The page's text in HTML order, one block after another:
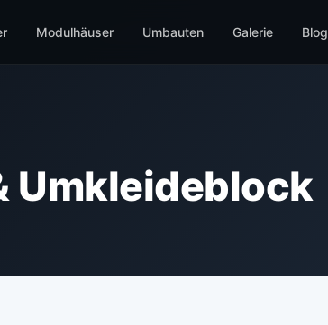
Modulhäuser Umbauten Galerie Blog
Umkleideblock